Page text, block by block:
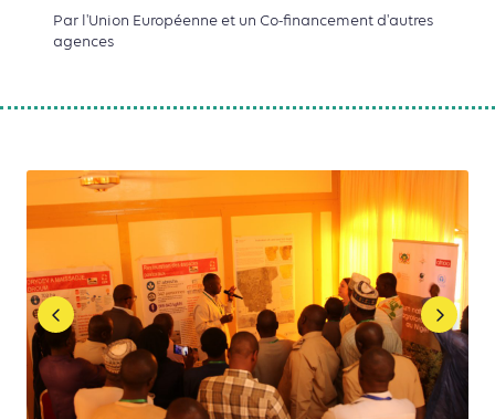
Par l'Union Européenne et un Co-financement d'autres
agences